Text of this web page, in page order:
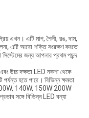
এখন। এটি মাপ, শৈলী, রঙ, দাম,
এটি আরো শক্তি সংরক্ষণ করতে
জন্য আপনার প্রথম পছন্দ
উচ্চ দক্ষতা LED নকশা থেকে
হতে পারে। বিভিন্ন ক্ষমতা
140W, 150W 200W
সঙ্গে বিভিন্ন LED বন্যা